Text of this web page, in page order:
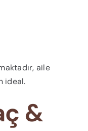
aile
ideal.
&